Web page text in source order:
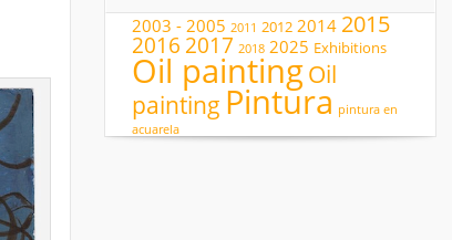
2003 - 2005 2011 2012 2014 2015
2016 2017 2018 2025 Exhibitions
Oil paintingOil
painting Pintura pintura en
acuarela